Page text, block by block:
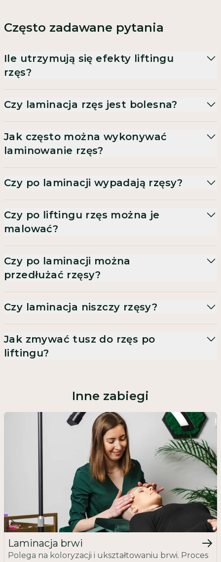
Często zadawane pytania
Ile utrzymują się efekty liftingu
rzęs?
Czy laminacja rzęs jest bolesna?
Jak często można wykonywać
laminowanie rzęs?
Czy po laminacji wypadają rzęsy?
Czy po liftingu rzęs można je
malować?
Czy po laminacji można
przedłużać rzęsy?
Czy laminacja niszczy rzęsy?
Jak zmywać tusz do rzęs po
liftingu?
Inne zabiegi
Laminacja brwi
Polega na koloryzacji i ukształtowaniu brwi. Proces